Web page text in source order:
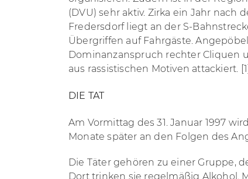
(DVU) sehr aktiv. Zirka ein Jahr nach
Fredersdorf liegt an der S-
Übergriffen auf Fahrgäste.
Dominanzanspruch rechter Cliquen
aus rassistischen Motiven attackiert. [1]
DIE TAT
Am Vormittag des 31. Januar 1997 wird
Monate später an den Folgen des
Die Täter gehören zu einer Gruppe,
Dort trinken sie regelmäßig Alkohol.